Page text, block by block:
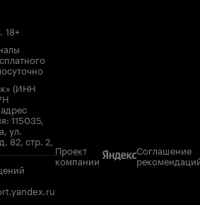
. 18+
(ИНН
115035,
ул.
82, стр. 2,
Проект
компании
Соглашение